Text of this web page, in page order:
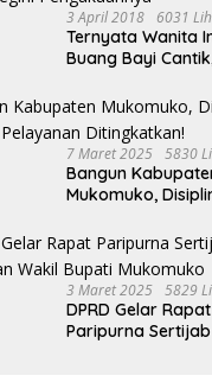
3 April 2018 6031
Ternyata Wanita
Buang Bayi
7 Maret 2025 5830
Bangun
Mukomuko,
Ditingkatkan!
3 Maret 2025 5829
DPRD Gelar Rapat
Paripurna